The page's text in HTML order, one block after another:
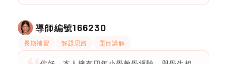
導師編號166230
長期補習 解題思路 題目講解